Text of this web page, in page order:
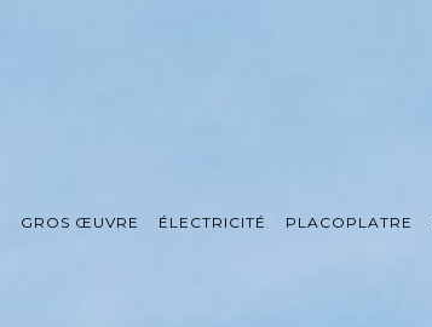
GROS ŒUVRE ÉLECTRICITÉ PLACOPLATRE